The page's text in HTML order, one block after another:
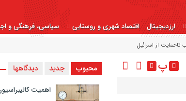
ارزدیجیتال اقتصاد شهری و روستایی سیاسی، فرهنگی و
از اسرائیل
پ محبوب جدید دیدگاهها
اهمیت